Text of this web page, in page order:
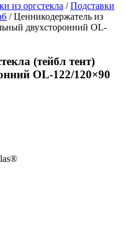
из оргстекла /Подставки
/ Ценникодержатель из
двухсторонний OL-
(тейбл тент)
OL-122/120×90